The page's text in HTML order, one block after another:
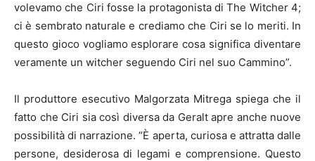
volevamo che Ciri fosse la protagonista di The Witcher 4;
ci è sembrato naturale e crediamo che Ciri se lo meriti. In
questo gioco vogliamo esplorare cosa significa diventare
veramente un witcher seguendo Ciri nel suo Cammino”.
Il produttore esecutivo Malgorzata Mitrega spiega che il
fatto che Ciri sia così diversa da Geralt apre anche nuove
possibilità di narrazione. “È aperta, curiosa e attratta dalle
persone, desiderosa di legami e comprensione. Questo